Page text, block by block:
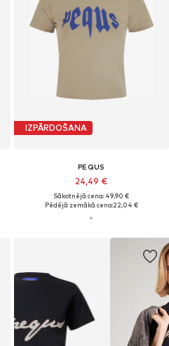
IZPĀRDOŠANA
PEQUS
24,49 €
Sākotnējā cena: 49,90 €
Pēdējā zemākā cena:22,04 €